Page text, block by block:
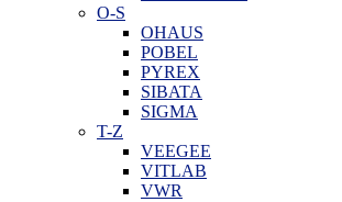
O-S
OHAUS
POBEL
PYREX
SIBATA
SIGMA
T-Z
VEEGEE
VITLAB
VWR